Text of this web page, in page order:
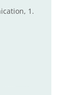
1.